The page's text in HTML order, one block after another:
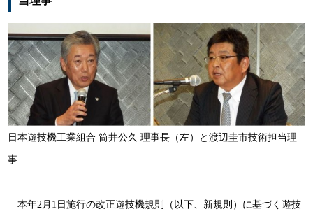
日本遊技機工業組合 筒井公久 理事長（左）と渡辺圭市技術担当理
事
本年2月1日施行の改正遊技機規則（以下、新規則）に基づく遊技